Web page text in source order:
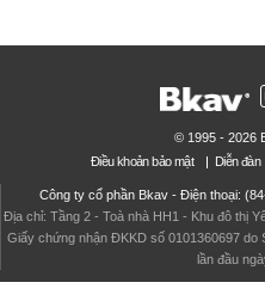
© 1995 - 2026
Điều khoản bảo mật
Diễn đàn
Công ty cổ phần Bkav - Điện thoại:
Địa chỉ: Tầng 2 - Toà nhà HH1 - Khu đô thị
Giấy chứng nhận ĐKKD số 0101360697 do
lần đầu